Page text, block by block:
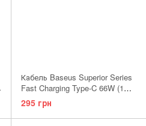
Кабель Baseus Superior Series
Fast Charging Type-C 66W (1m)
White
295 грн